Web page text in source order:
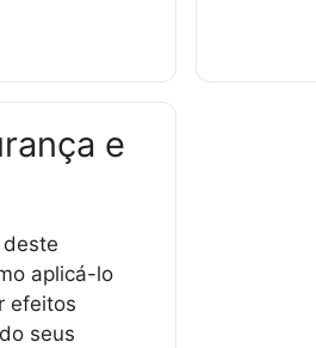
e
aplicá-lo
efeitos
seus